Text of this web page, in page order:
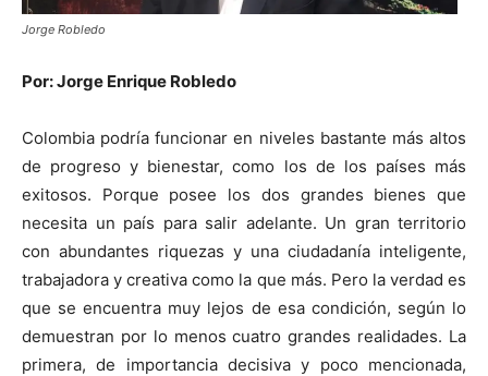
Jorge Robledo
Por: Jorge Enrique Robledo
Colombia podría funcionar en niveles bastante más altos
de progreso y bienestar, como los de los países más
exitosos. Porque posee los dos grandes bienes que
necesita un país para salir adelante. Un gran territorio
con abundantes riquezas y una ciudadanía inteligente,
trabajadora y creativa como la que más. Pero la verdad es
que se encuentra muy lejos de esa condición, según lo
demuestran por lo menos cuatro grandes realidades. La
primera, de importancia decisiva y poco mencionada,